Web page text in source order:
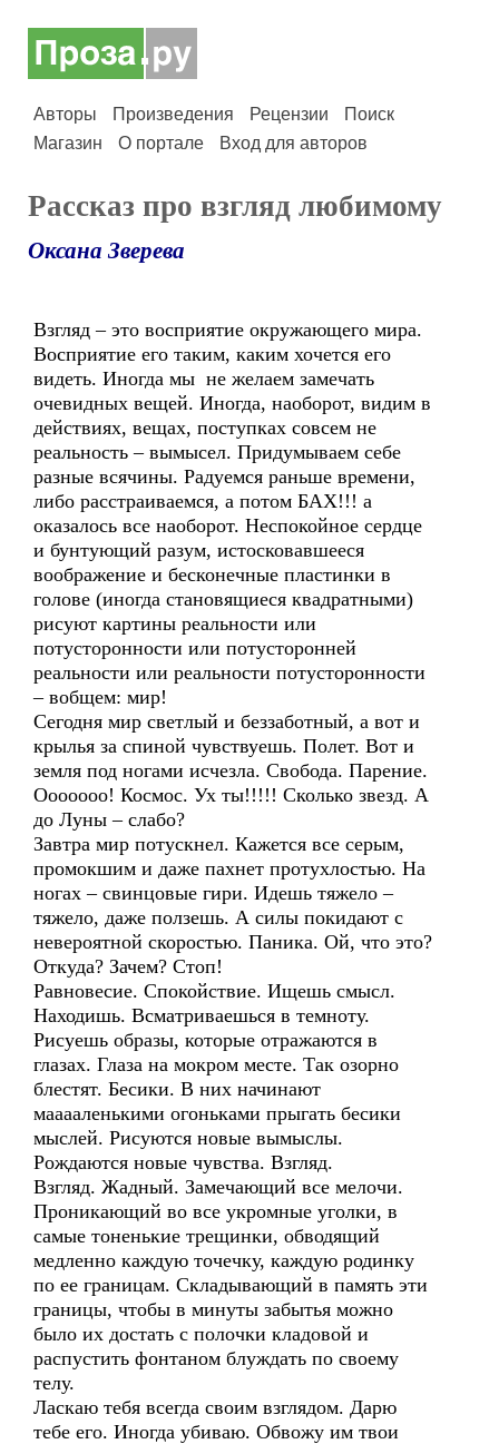
Авторы Произведения Рецензии
Поиск
Магазин
О портале Вход для авторов
Рассказ про взгляд любимому
Оксана Зверева
Взгляд – это восприятие окружающего мира.
Восприятие его таким, каким хочется его
видеть. Иногда мы не желаем замечать
очевидных вещей. Иногда, наоборот, видим в
действиях, вещах, поступках совсем не
реальность – вымысел. Придумываем себе
разные всячины. Радуемся раньше времени,
либо расстраиваемся, а потом БАХ!!! а
оказалось все наоборот. Неспокойное сердце
и бунтующий разум, истосковавшееся
воображение и бесконечные пластинки в
голове (иногда становящиеся квадратными)
рисуют картины реальности или
потусторонности или потусторонней
реальности или реальности потусторонности
– вобщем: мир!
Сегодня мир светлый и беззаботный, а вот и
крылья за спиной чувствуешь. Полет. Вот и
земля под ногами исчезла. Свобода. Парение.
Ооооооо! Космос. Ух ты!!!!! Сколько звезд. А
до Луны – слабо?
Завтра мир потускнел. Кажется все серым,
промокшим и даже пахнет протухлостью. На
ногах – свинцовые гири. Идешь тяжело –
тяжело, даже ползешь. А силы покидают с
невероятной скоростью. Паника. Ой, что это?
Откуда? Зачем? Стоп!
Равновесие. Спокойствие. Ищешь смысл.
Находишь. Всматриваешься в темноту.
Рисуешь образы, которые отражаются в
глазах. Глаза на мокром месте. Так озорно
блестят. Бесики. В них начинают
мааааленькими огоньками прыгать бесики
мыслей. Рисуются новые вымыслы.
Рождаются новые чувства. Взгляд.
Взгляд. Жадный. Замечающий все мелочи.
Проникающий во все укромные уголки, в
самые тоненькие трещинки, обводящий
медленно каждую точечку, каждую родинку
по ее границам. Складывающий в память эти
границы, чтобы в минуты забытья можно
было их достать с полочки кладовой и
распустить фонтаном блуждать по своему
телу.
Ласкаю тебя всегда своим взглядом. Дарю
тебе его. Иногда убиваю. Обвожу им твои